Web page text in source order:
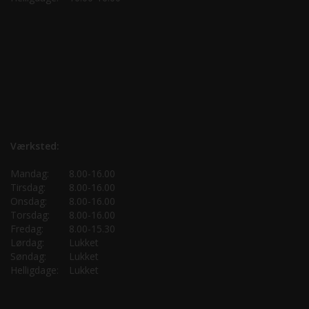
Værksted:
Mandag:
8.00-16.00
Tirsdag:
8.00-16.00
Onsdag:
8.00-16.00
Torsdag:
8.00-16.00
Fredag:
8.00-15.30
Lørdag:
Lukket
Søndag:
Lukket
Helligdage:
Lukket